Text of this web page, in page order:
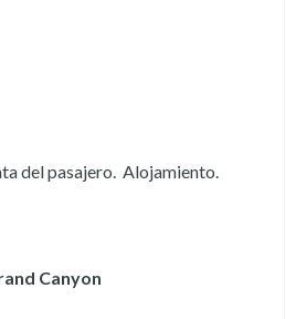
del pasajero. Alojamiento.
Canyon